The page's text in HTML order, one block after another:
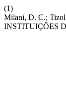
(1)
Milani, D. C.;
INSTITUIÇÕES